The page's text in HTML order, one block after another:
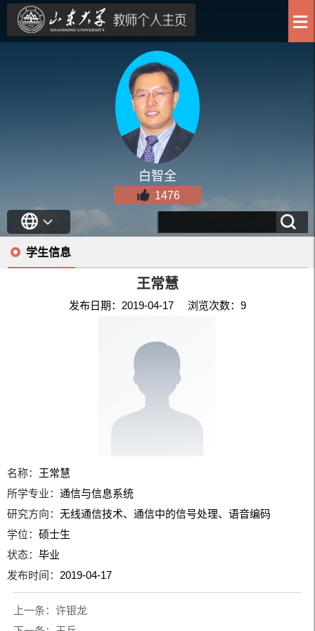
白智全
1476
学生信息
王常慧
发布日期：2019-04-17 浏览次数： 9
名称： 王常慧
所学专业：通信与信息系统
研究方向：无线通信技术、通信中的信号处理、语音编码
学位：硕士生
状态：毕业
发布时间： 2019-04-17
上一条： 许银龙